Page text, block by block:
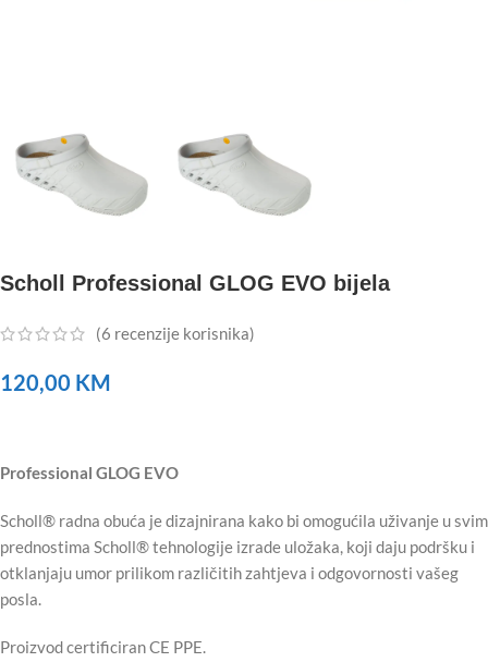
Scholl Professional GLOG EVO bijela
(6 recenzije korisnika)
120,00 KM
Professional GLOG EVO
Scholl® radna obuća je dizajnirana kako bi omogućila uživanje u svim
prednostima Scholl® tehnologije izrade uložaka, koji daju podršku i
otklanjaju umor prilikom različitih zahtjeva i odgovornosti vašeg
posla.
Proizvod certificiran CE PPE.